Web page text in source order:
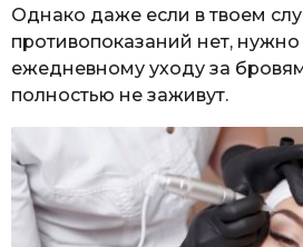
Однако даже если в твоем
противопоказаний нет, нужно
ежедневному уходу за
полностью не заживут.